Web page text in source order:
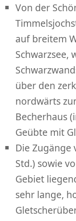
Von der
auf breitem
Schwarzsee,
über den
nordwärts
Becherhaus
Geübte mit
Die
Std.) sowie
Gebiet
sehr lange,